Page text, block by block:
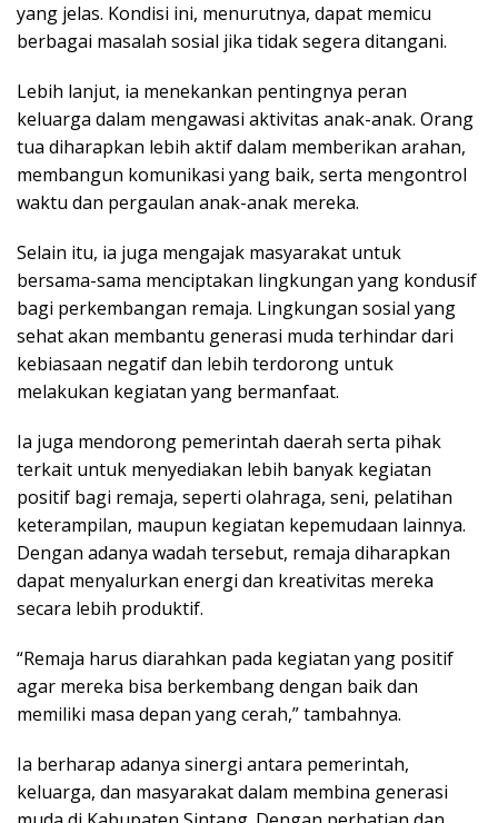
yang jelas. Kondisi ini, menurutnya, dapat memicu
berbagai masalah sosial jika tidak segera ditangani.
Lebih lanjut, ia menekankan pentingnya peran
keluarga dalam mengawasi aktivitas anak-anak. Orang
tua diharapkan lebih aktif dalam memberikan arahan,
membangun komunikasi yang baik, serta mengontrol
waktu dan pergaulan anak-anak mereka.
Selain itu, ia juga mengajak masyarakat untuk
bersama-sama menciptakan lingkungan yang kondusif
bagi perkembangan remaja. Lingkungan sosial yang
sehat akan membantu generasi muda terhindar dari
kebiasaan negatif dan lebih terdorong untuk
melakukan kegiatan yang bermanfaat.
Ia juga mendorong pemerintah daerah serta pihak
terkait untuk menyediakan lebih banyak kegiatan
positif bagi remaja, seperti olahraga, seni, pelatihan
keterampilan, maupun kegiatan kepemudaan lainnya.
Dengan adanya wadah tersebut, remaja diharapkan
dapat menyalurkan energi dan kreativitas mereka
secara lebih produktif.
“Remaja harus diarahkan pada kegiatan yang positif
agar mereka bisa berkembang dengan baik dan
memiliki masa depan yang cerah,” tambahnya.
Ia berharap adanya sinergi antara pemerintah,
keluarga, dan masyarakat dalam membina generasi